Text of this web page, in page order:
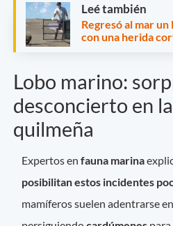
Leé también
Regresó al mar
con una herida
Lobo marino:
desconcierto en
quilmeña
Expertos en fauna marina
posibilitan estos incidentes
mamíferos suelen adentrarse